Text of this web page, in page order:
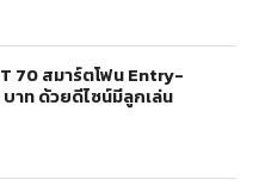
70 สมาร์ตโฟน Entry-
บาท ด้วยดีไซน์มีลูกเล่น